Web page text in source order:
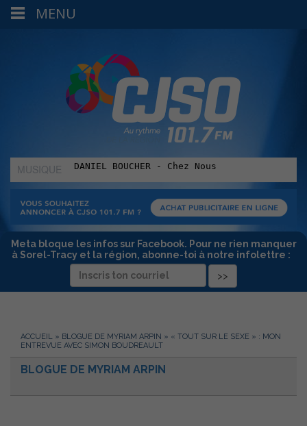
MUSIQUE
:
Meta bloque les infos sur Facebook. Pour ne rien manquer
à Sorel-Tracy et la région, abonne-toi à notre infolettre :
ACCUEIL » BLOGUE DE MYRIAM ARPIN » « TOUT SUR LE SEXE » : MON
ENTREVUE AVEC SIMON BOUDREAULT
BLOGUE DE MYRIAM ARPIN
MENU